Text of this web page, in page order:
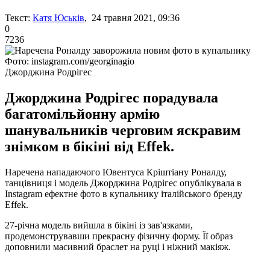
Текст: Катя Юськів, 24 травня 2021, 09:36
0
7236
Фото: instagram.com/georginagio
Джорджина Родрігес
Джорджина Родрігес порадувала
багатомільйонну армію
шанувальників черговим яскравим
знімком в бікіні від Effek.
Наречена нападаючого Ювентуса Кріштіану Роналду,
танцівниця і модель Джорджина Родрігес опублікувала в
Instagram ефектне фото в купальнику італійського бренду
Effek.
27-річна модель вийшла в бікіні із зав'язками,
продемонструвавши прекрасну фізичну форму. Її образ
доповнили масивний браслет на руці і ніжний макіяж.